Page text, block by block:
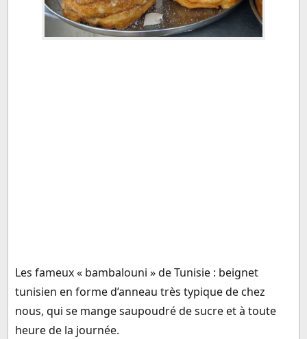
Les fameux « bambalouni » de Tunisie : beignet
tunisien en forme d’anneau très typique de chez
nous, qui se mange saupoudré de sucre et à toute
heure de la journée.